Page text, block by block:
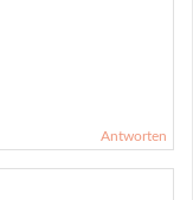
Antworten